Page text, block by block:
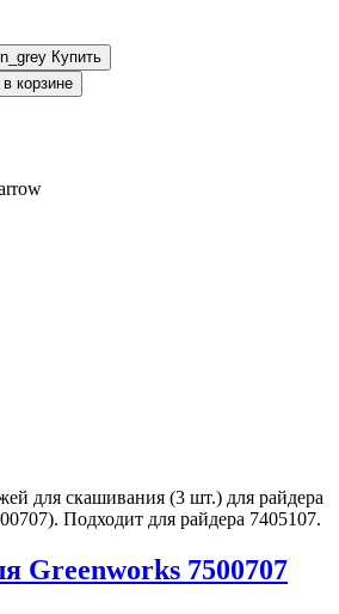
Купить
корзине
для скашивания (3 шт.) для райдера
Подходит для райдера 7405107.
Greenworks 7500707